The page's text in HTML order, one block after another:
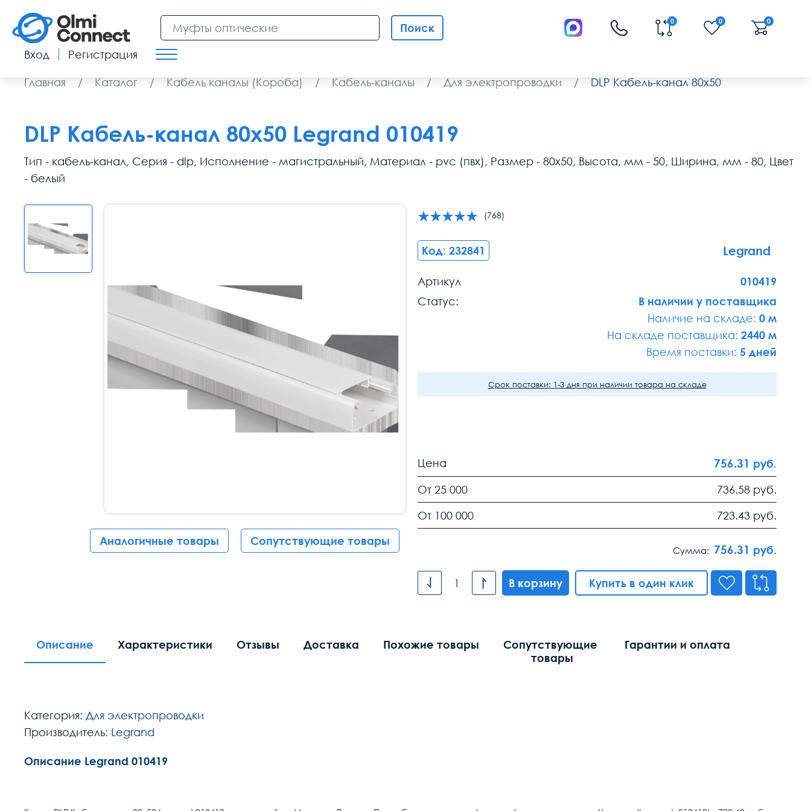
Поиск
0 0 0
Вход Регистрация
Главная / Каталог / Кабель каналы (Короба) / Кабель-каналы / Для электропроводки / DLP Кабель-канал 80x50
DLP Кабель-канал 80x50 Legrand 010419
Тип - кабель-канал, Серия - dlp, Исполнение - магистральный, Материал - pvc (пвх), Размер - 80х50, Высота, мм - 50, Ширина, мм - 80, Цвет
- белый
Аналогичные товары Сопутствующие товары
(768)
Код: 232841 Legrand
Артикул
010419
Статус:
В наличии у поставщика
Наличие на складе: 0 м
На складе поставщика: 2440 м
Время поставки: 5 дней
Срок поставки: 1-3 дня при наличии товара на складе
Цена 756.31 руб.
От 25 000
736.58 руб.
От 100 000
723.43 руб.
Сумма: 756.31 руб.
В корзину Купить в один клик
Описание Характеристики Отзывы Доставка Похожие товары
Сопутствующие
товары
Гарантии и оплата
Категория: Для электропроводки
Производитель: Legrand
Описание Legrand 010419